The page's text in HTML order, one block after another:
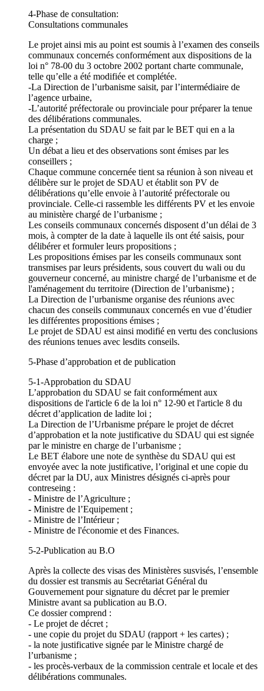
4-Phase de consultation:
Consultations communales
Le projet ainsi mis au point est soumis à l’examen des conseils
communaux concernés conformément aux dispositions de la
loi n° 78-00 du 3 octobre 2002 portant charte communale,
telle qu’elle a été modifiée et complétée.
-La Direction de l’urbanisme saisit, par l’intermédiaire de
l’agence urbaine,
-L’autorité préfectorale ou provinciale pour préparer la tenue
des délibérations communales.
La présentation du SDAU se fait par le BET qui en a la
charge ;
Un débat a lieu et des observations sont émises par les
conseillers ;
Chaque commune concernée tient sa réunion à son niveau et
délibère sur le projet de SDAU et établit son PV de
délibérations qu’elle envoie à l’autorité préfectorale ou
provinciale. Celle-ci rassemble les différents PV et les envoie
au ministère chargé de l’urbanisme ;
Les conseils communaux concernés disposent d’un délai de 3
mois, à compter de la date à laquelle ils ont été saisis, pour
délibérer et formuler leurs propositions ;
Les propositions émises par les conseils communaux sont
transmises par leurs présidents, sous couvert du wali ou du
gouverneur concerné, au ministre chargé de l’urbanisme et de
l'aménagement du territoire (Direction de l’urbanisme) ;
La Direction de l’urbanisme organise des réunions avec
chacun des conseils communaux concernés en vue d’étudier
les différentes propositions émises ;
Le projet de SDAU est ainsi modifié en vertu des conclusions
des réunions tenues avec lesdits conseils.
5-Phase d’approbation et de publication
5-1-Approbation du SDAU
L’approbation du SDAU se fait conformément aux
dispositions de l'article 6 de la loi n° 12-90 et l'article 8 du
décret d’application de ladite loi ;
La Direction de l’Urbanisme prépare le projet de décret
d’approbation et la note justificative du SDAU qui est signée
par le ministre en charge de l’urbanisme ;
Le BET élabore une note de synthèse du SDAU qui est
envoyée avec la note justificative, l’original et une copie du
décret par la DU, aux Ministres désignés ci-après pour
contreseing :
- Ministre de l’Agriculture ;
- Ministre de l’Equipement ;
- Ministre de l’Intérieur ;
- Ministre de l'économie et des Finances.
5-2-Publication au B.O
Après la collecte des visas des Ministères susvisés, l’ensemble
du dossier est transmis au Secrétariat Général du
Gouvernement pour signature du décret par le premier
Ministre avant sa publication au B.O.
Ce dossier comprend :
- Le projet de décret ;
- une copie du projet du SDAU (rapport + les cartes) ;
- la note justificative signée par le Ministre chargé de
l’urbanisme ;
- les procès-verbaux de la commission centrale et locale et des
délibérations communales.